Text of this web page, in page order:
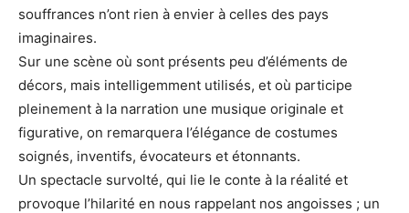
souffrances n’ont rien à envier à celles des pays
imaginaires.
Sur une scène où sont présents peu d’éléments de
décors, mais intelligemment utilisés, et où participe
pleinement à la narration une musique originale et
figurative, on remarquera l’élégance de costumes
soignés, inventifs, évocateurs et étonnants.
Un spectacle survolté, qui lie le conte à la réalité et
provoque l’hilarité en nous rappelant nos angoisses ; un